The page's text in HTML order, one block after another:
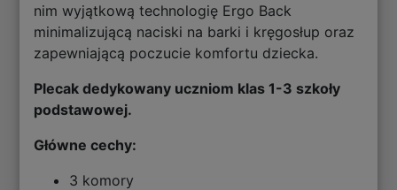
nim wyjątkową technologię Ergo Back
minimalizującą naciski na barki i kręgosłup oraz
zapewniającą poczucie komfortu dziecka.
Plecak dedykowany uczniom klas 1-3 szkoły
podstawowej.
Główne cechy:
3 komory